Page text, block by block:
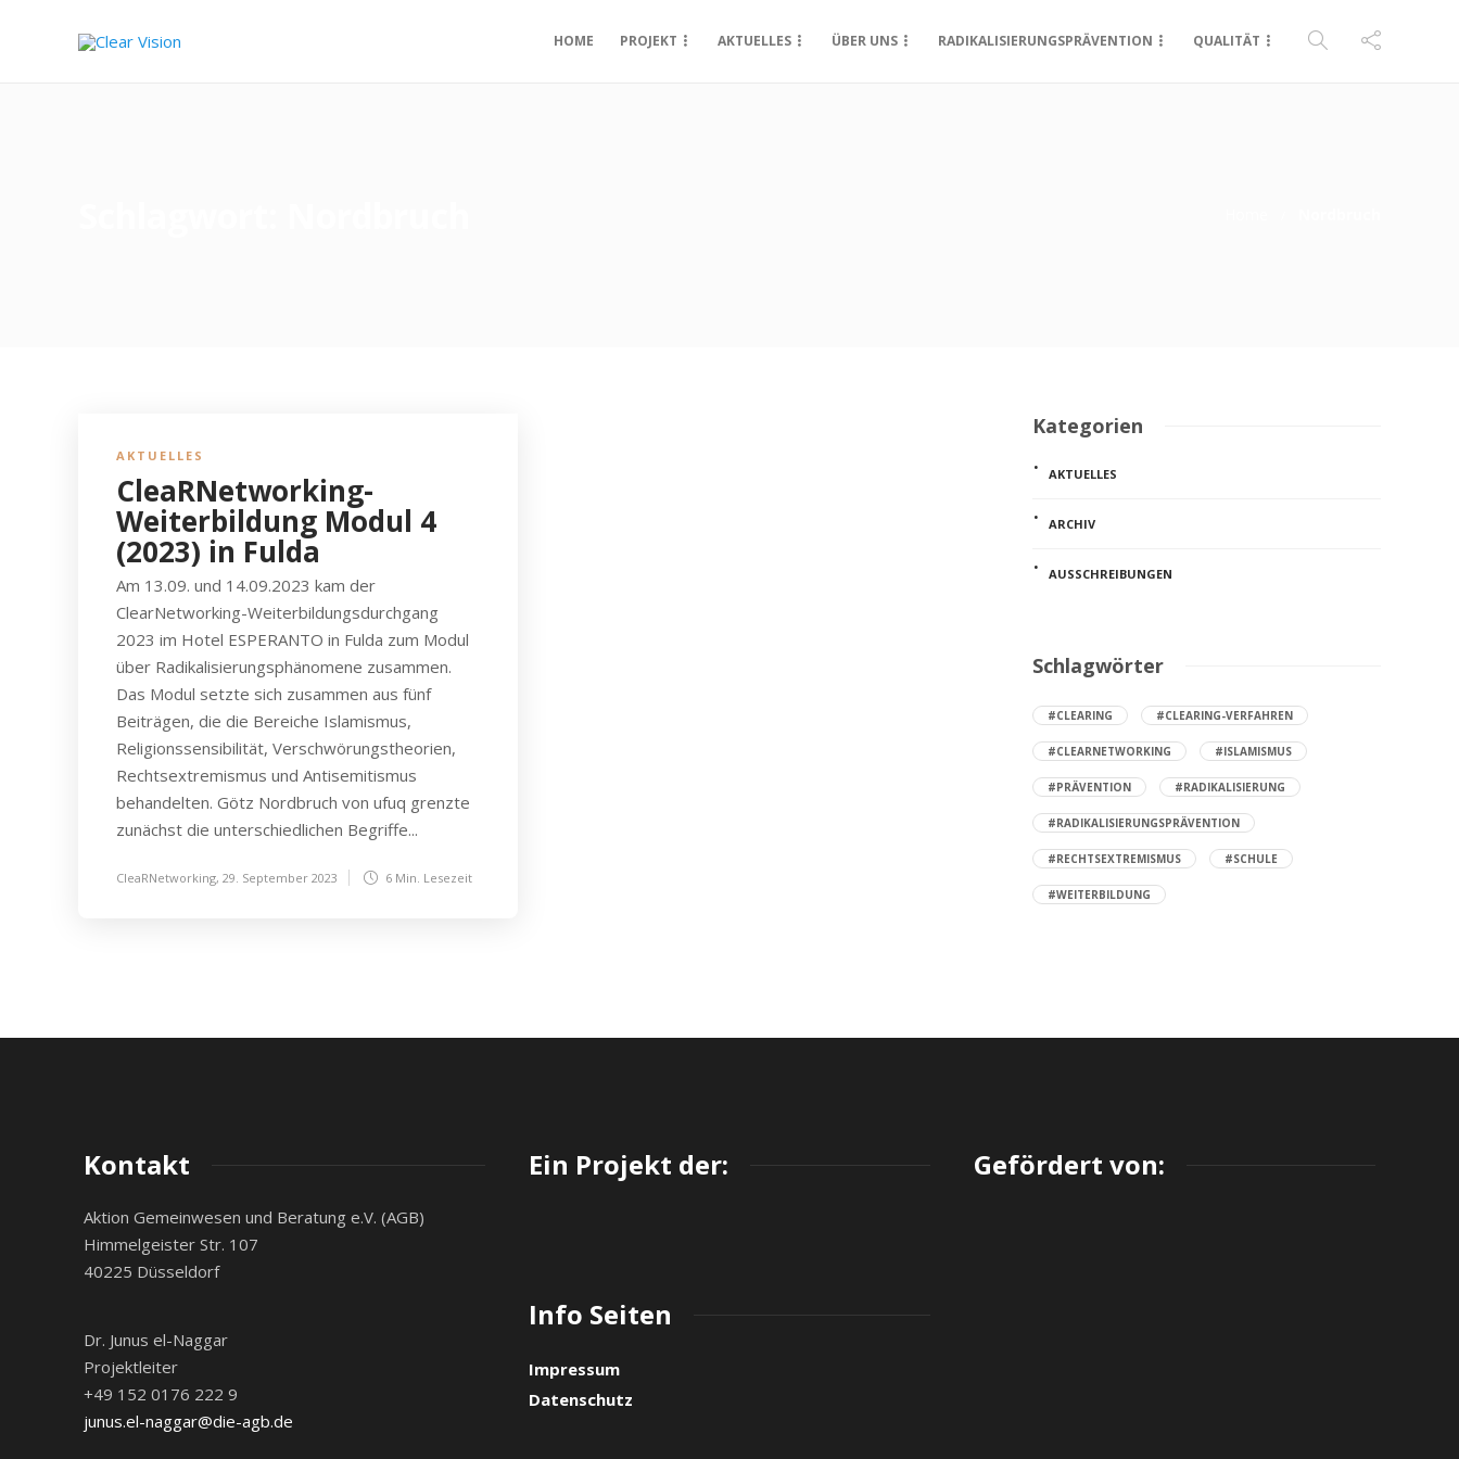
HOME PROJEKT AKTUELLES ÜBER UNS RADIKALISIERUNGSPRÄVENTION QUALITÄT
AKTUELLES
CleaRNetworking-
Weiterbildung Modul 4
(2023) in Fulda
Am 13.09. und 14.09.2023 kam der
ClearNetworking-Weiterbildungsdurchgang
2023 im Hotel ESPERANTO in Fulda zum Modul
über Radikalisierungsphänomene zusammen.
Das Modul setzte sich zusammen aus fünf
Beiträgen, die die Bereiche Islamismus,
Religionssensibilität, Verschwörungstheorien,
Rechtsextremismus und Antisemitismus
behandelten. Götz Nordbruch von ufuq grenzte
zunächst die unterschiedlichen Begriffe...
CleaRNetworking, 29. September 2023 6 Min. Lesezeit
Kategorien
AKTUELLES
ARCHIV
AUSSCHREIBUNGEN
Schlagwörter
#CLEARING #CLEARING-VERFAHREN
#CLEARNETWORKING #ISLAMISMUS
#PRÄVENTION #RADIKALISIERUNG
#RADIKALISIERUNGSPRÄVENTION
#RECHTSEXTREMISMUS #SCHULE
#WEITERBILDUNG
Kontakt
Aktion Gemeinwesen und Beratung e.V. (AGB)
Himmelgeister Str. 107
40225 Düsseldorf
Dr. Junus el-Naggar
Projektleiter
+49 152 0176 222 9
junus.el-naggar@die-agb.de
Ein Projekt der:
Info Seiten
Impressum
Datenschutz
Gefördert von: